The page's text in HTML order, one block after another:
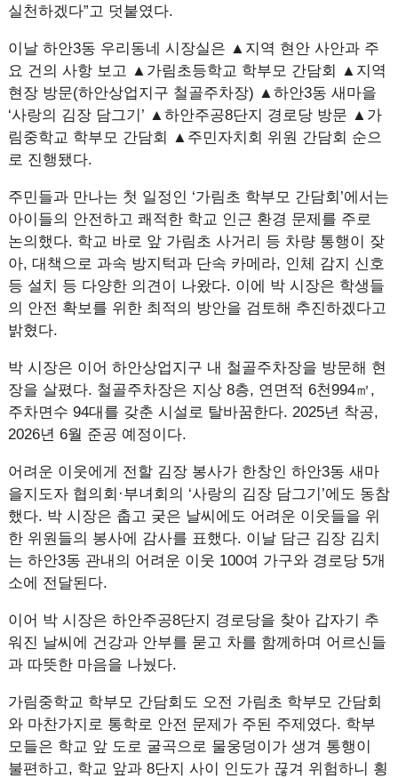
실천하겠다”고 덧붙였다.
이날 하안3동 우리동네 시장실은 ▲지역 현안 사안과 주
요 건의 사항 보고 ▲가림초등학교 학부모 간담회 ▲지역
현장 방문(하안상업지구 철골주차장) ▲하안3동 새마을
‘사랑의 김장 담그기’ ▲하안주공8단지 경로당 방문 ▲가
림중학교 학부모 간담회 ▲주민자치회 위원 간담회 순으
로 진행됐다.
주민들과 만나는 첫 일정인 ‘가림초 학부모 간담회’에서는
아이들의 안전하고 쾌적한 학교 인근 환경 문제를 주로
논의했다. 학교 바로 앞 가림초 사거리 등 차량 통행이 잦
아, 대책으로 과속 방지턱과 단속 카메라, 인체 감지 신호
등 설치 등 다양한 의견이 나왔다. 이에 박 시장은 학생들
의 안전 확보를 위한 최적의 방안을 검토해 추진하겠다고
밝혔다.
박 시장은 이어 하안상업지구 내 철골주차장을 방문해 현
장을 살폈다. 철골주차장은 지상 8층, 연면적 6천994㎡,
주차면수 94대를 갖춘 시설로 탈바꿈한다. 2025년 착공,
2026년 6월 준공 예정이다.
어려운 이웃에게 전할 김장 봉사가 한창인 하안3동 새마
을지도자 협의회·부녀회의 ‘사랑의 김장 담그기’에도 동참
했다. 박 시장은 춥고 궂은 날씨에도 어려운 이웃들을 위
한 위원들의 봉사에 감사를 표했다. 이날 담근 김장 김치
는 하안3동 관내의 어려운 이웃 100여 가구와 경로당 5개
소에 전달된다.
이어 박 시장은 하안주공8단지 경로당을 찾아 갑자기 추
워진 날씨에 건강과 안부를 묻고 차를 함께하며 어르신들
과 따뜻한 마음을 나눴다.
가림중학교 학부모 간담회도 오전 가림초 학부모 간담회
와 마찬가지로 통학로 안전 문제가 주된 주제였다. 학부
모들은 학교 앞 도로 굴곡으로 물웅덩이가 생겨 통행이
불편하고, 학교 앞과 8단지 사이 인도가 끊겨 위험하니 횡